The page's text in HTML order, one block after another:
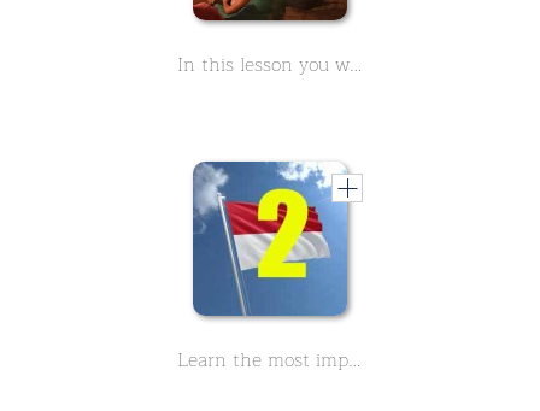
In this lesson you will learn general information about Bali. The Indonesian island is the perfect holiday destination. Dream beaches and historic temples await you
Learn the most important Indonesian sentences Part 2